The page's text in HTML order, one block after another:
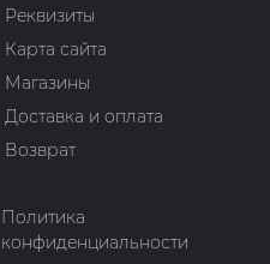
Реквизиты
Карта сайта
Магазины
Доставка и оплата
Возврат
Политика
конфиденциальности